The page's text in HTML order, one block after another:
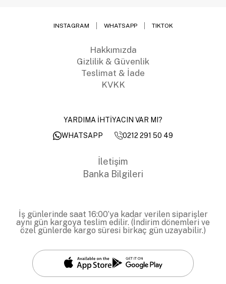
INSTAGRAM WHATSAPP TIKTOK
Hakkımızda
Gizlilik & Güvenlik
Teslimat & İade
KVKK
YARDIMA İHTİYACIN VAR MI?
WHATSAPP
0212 291 50 49
İletişim
Banka Bilgileri
İş günlerinde saat 16:00’ya kadar verilen siparişler
aynı gün kargoya teslim edilir. (İndirim dönemleri ve
özel günlerde kargo süresi birkaç gün uzayabilir.)